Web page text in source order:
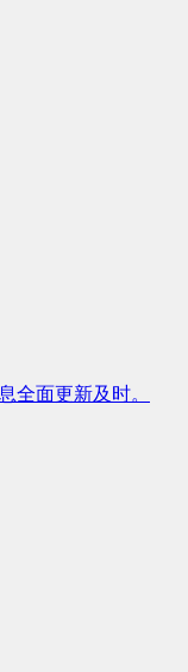
全面更新及时。